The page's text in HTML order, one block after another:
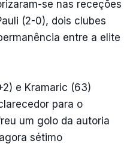
se nas receções
(2-0), dois clubes
entre a elite
e Kramaric (63)
para o
um golo da autoria
sétimo